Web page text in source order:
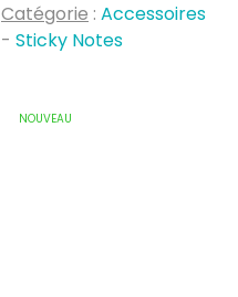
Catégorie : Accessoires
- Sticky Notes
NOUVEAU